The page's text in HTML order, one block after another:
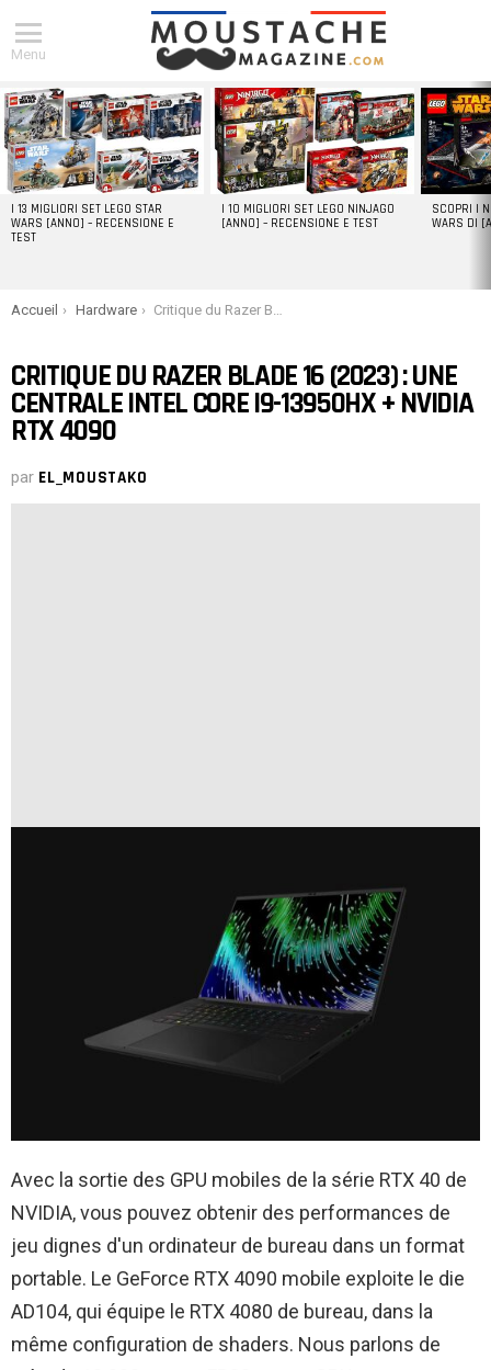
Menu
DERNIERS
ARTICLES
I 13 MIGLIORI SET LEGO STAR
WARS [ANNO] – RECENSIONE E
TEST
I 10 MIGLIORI SET LEGO NINJAGO
[ANNO] – RECENSIONE E TEST
SCOPRI I
WARS DI
You are here:
Accueil Hardware Critique du Razer Blade 16 (2023) : Une centrale Intel Core i9-13950HX + NVIDIA RTX 4090
CRITIQUE DU RAZER BLADE 16 (2023) : UNE
CENTRALE INTEL CORE I9-13950HX + NVIDIA
RTX 4090
par EL_MOUSTAKO
Avec la sortie des GPU mobiles de la série RTX 40 de
NVIDIA, vous pouvez obtenir des performances de
jeu dignes d'un ordinateur de bureau dans un format
portable. Le GeForce RTX 4090 mobile exploite le die
AD104, qui équipe le RTX 4080 de bureau, dans la
même configuration de shaders. Nous parlons de